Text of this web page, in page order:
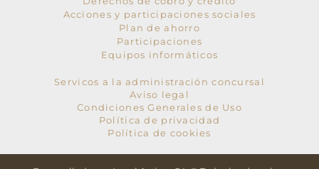
Acciones y participaciones sociales
Plan de ahorro
Participaciones
Equipos informáticos
Servicos a la administración concursal
Aviso legal
Condiciones Generales de Uso
Política de privacidad
Política de cookies